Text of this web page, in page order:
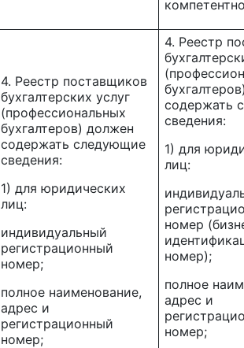
4. Реестр поставщиков
бухгалтерских услуг
(профессиональных
бухгалтеров) должен
содержать следующие
сведения:
1) для юридических
лиц:
индивидуальный
регистрационный
номер;
полное наименование,
адрес и
регистрационный
номер;
4. Реестр
содержать
сведения:
1) для
лиц:
номер
номер);
полное
адрес и
номер;